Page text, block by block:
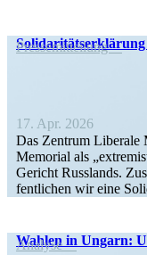
Presse­mit­teilung
17. Apr. 2026
Das Zentrum Libe­rale
Memo­rial als
Gericht Russ­lands.
fent­li­chen wir eine
Wahlen in Ungarn:
Analyse